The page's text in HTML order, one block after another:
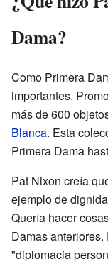
Dama?
Como Primera
importantes.
más de 600
Blanca. Esta
Primera Dama
Pat Nixon creía
ejemplo de
Quería hacer
Damas
"diplomacia